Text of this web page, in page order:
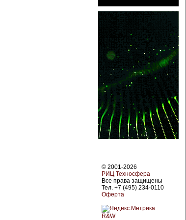
© 2001-2026
РИЦ Техносфера
Все права защищены
Тел. +7 (495) 234-0110
Оферта
R&W